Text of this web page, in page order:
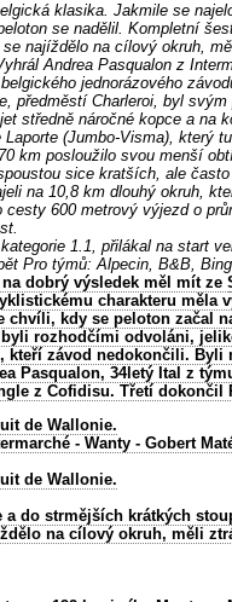
klasika. Jakmile se
se nadělil. Kompletní
najíždělo na cílový okruh,
Andrea Pasqualon z
jednorázového
předměstí Charleroi, byl
středně náročné kopce a na
Laporte (Jumbo-Visma), který
km posloužilo svou menší
sice kratších, ale
na 10,8 km dlouhý okruh,
cesty 600 metrový výjezd o
1.1, přilákal na start
Pro týmů: Alpecin, B&B,
dobrý výsledek měl mít ze
charakteru měla
chvíli, kdy se peloton začal
rozhodčími odvoláni,
závod nedokončili. Byli
Pasqualon, 34letý Ital z
z Cofidisu. Třetí dokončil
de Wallonie.
- Wanty - Gobert
de Wallonie.
do strmějších krátkých
na cílový okruh, měli